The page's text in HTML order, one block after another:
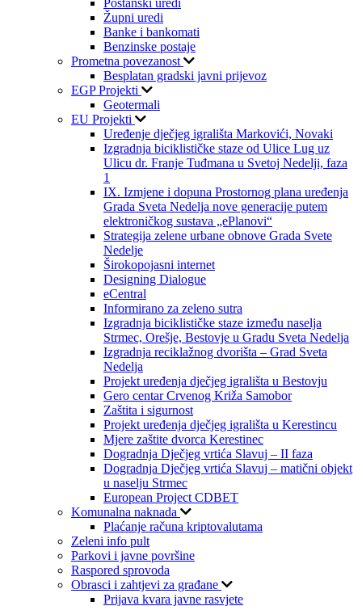
Župni uredi
Banke i bankomati
Benzinske postaje
Prometna povezanost
Besplatan gradski javni prijevoz
EGP Projekti
Geotermali
EU Projekti
Uređenje dječjeg igrališta Markovići, Novaki
Izgradnja biciklističke staze od Ulice Lug uz
Ulicu dr. Franje Tuđmana u Svetoj Nedelji, faza
1
IX. Izmjene i dopuna Prostornog plana uređenja
Grada Sveta Nedelja nove generacije putem
elektroničkog sustava „ePlanovi“
Strategija zelene urbane obnove Grada Svete
Nedelje
Širokopojasni internet
Designing Dialogue
eCentral
Informirano za zeleno sutra
Izgradnja biciklističke staze između naselja
Strmec, Orešje, Bestovje u Gradu Sveta Nedelja
Izgradnja reciklažnog dvorišta – Grad Sveta
Nedelja
Projekt uređenja dječjeg igrališta u Bestovju
Gero centar Crvenog Križa Samobor
Zaštita i sigurnost
Projekt uređenja dječjeg igrališta u Kerestincu
Mjere zaštite dvorca Kerestinec
Dogradnja Dječjeg vrtića Slavuj – II faza
Dogradnja Dječjeg vrtića Slavuj – matični objekt
u naselju Strmec
European Project CDBET
Komunalna naknada
Plaćanje računa kriptovalutama
Zeleni info pult
Parkovi i javne površine
Raspored sprovoda
Obrasci i zahtjevi za građane
Prijava kvara javne rasvjete